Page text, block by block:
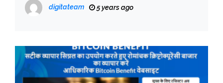
digitateam 5 years ago